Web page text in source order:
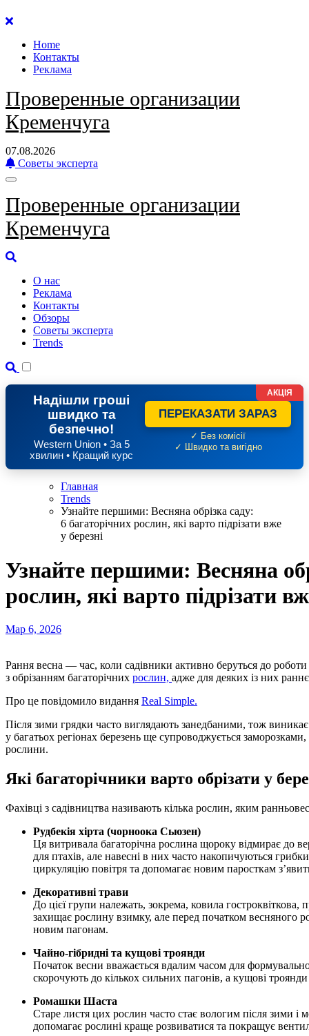
Перейти
содержанию
Home
Контакты
Реклама
Проверенные организации
Кременчуга
07.08.2026
Советы эксперта
Проверенные организации
Кременчуга
О нас
Реклама
Контакты
Обзоры
Советы эксперта
Trends
Надішли гроші
швидко та
безпечно!
Western Union • За 5
хвилин • Кращий курс
ПЕРЕКАЗАТИ ЗАРАЗ
✓ Без комісії
✓ Швидко та вигідно
АКЦІЯ
Главная
Trends
Узнайте першими: Весняна обрізка саду:
6 багаторічних рослин, які варто підрізати вже
у березні
Узнайте першими: Весняна
рослин, які варто підрізати
Мар 6, 2026
Рання весна — час, коли садівники активно беруться до роботи на ділянці. Проте експерти радять не поспішати
з обрізанням багаторічних рослин, адже для деяких із них
Про це повідомило видання Real Simple.
Після зими грядки часто виглядають занедбаними, тож
у багатьох регіонах березень ще супроводжується
рослини.
Які багаторічники варто обрізати у
Фахівці з садівництва називають кілька рослин, яким
Рудбекія хірта (чорноока Сьюзен)
Ця витривала багаторічна рослина щороку відмирає до
для птахів, але навесні в них часто накопичуються
циркуляцію повітря та допомагає новим паросткам
Декоративні трави
До цієї групи належать, зокрема, ковила
захищає рослину взимку, але перед початком весняного
новим пагонам.
Чайно-гібридні та кущові троянди
Початок весни вважається вдалим часом для
скорочують до кількох сильних пагонів, а кущові
Ромашки Шаста
Старе листя цих рослин часто стає вологим після зими
допомагає рослині краще розвиватися та покращує